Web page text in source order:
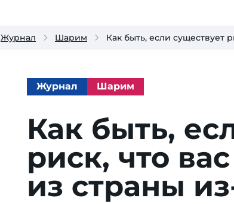
Журнал Шарим Как быть, если существует
Журнал Шарим
Как быть,
риск, что
из страны